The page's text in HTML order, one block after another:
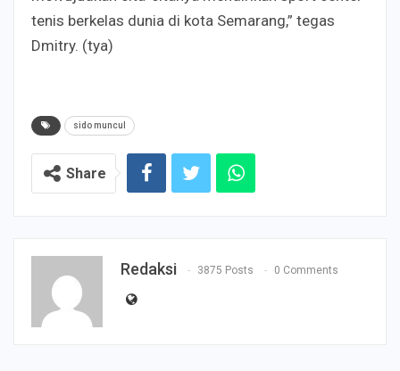
tenis berkelas dunia di kota Semarang,” tegas
Dmitry. (tya)
sido muncul
Share
Redaksi 3875 Posts 0 Comments